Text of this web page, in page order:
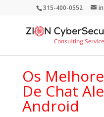
315-400-0552
Os
De Chat
Android